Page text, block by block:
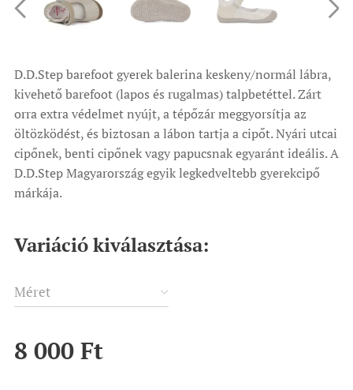
D.D.Step barefoot gyerek balerina keskeny/normál lábra,
kivehető barefoot (lapos és rugalmas) talpbetéttel. Zárt
orra extra védelmet nyújt, a tépőzár meggyorsítja az
öltözködést, és biztosan a lábon tartja a cipőt. Nyári utcai
cipőnek, benti cipőnek vagy papucsnak egyaránt ideális. A
D.D.Step Magyarország egyik legkedveltebb gyerekcipő
márkája.
Variáció kiválasztása:
Méret
8 000 Ft